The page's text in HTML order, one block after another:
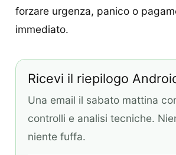
forzare urgenza, panico o
immediato.
Ricevi il riepilogo
Una email il sabato mattina
controlli e analisi tecniche.
niente fuffa.